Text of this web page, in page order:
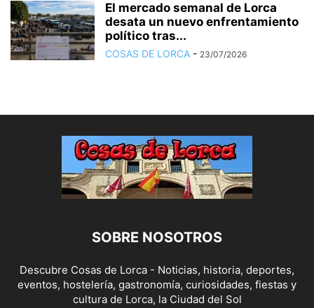
El mercado semanal de Lorca
desata un nuevo enfrentamiento
político tras...
COSAS DE LORCA - 23/07/2026
SOBRE NOSOTROS
Descubre Cosas de Lorca - Noticias, historia, deportes,
eventos, hostelería, gastronomía, curiosidades, fiestas y
cultura de Lorca, la Ciudad del Sol